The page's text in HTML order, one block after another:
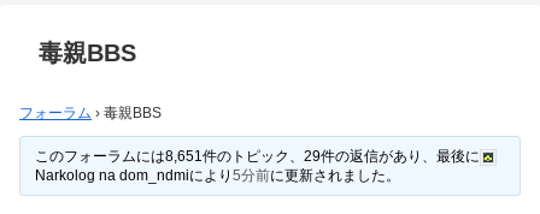
毒親BBS
フォーラム › 毒親BBS
このフォーラムには8,651件のトピック、29件の返信があり、最後に
Narkolog na dom_ndmiにより 5分前に更新されました。